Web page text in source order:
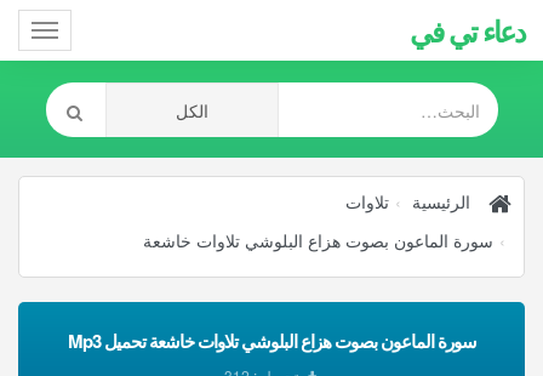
دعاء تي في
الرئيسية
تلاوات
سورة الماعون بصوت هزاع البلوشي تلاوات خاشعة
سورة الماعون بصوت هزاع البلوشي تلاوات خاشعة تحميل Mp3